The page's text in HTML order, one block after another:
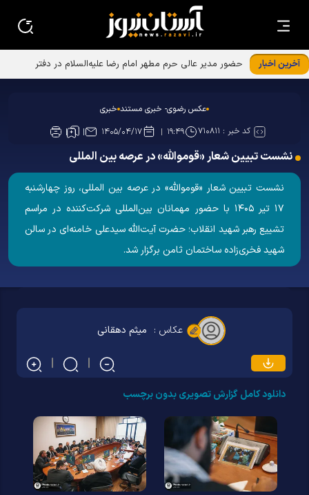
آخرین اخبار
حضور مدیر عالی حرم مطهر امام رضا علیه‌السلام در دفتر
رسانه‌های استان خراسان رضوی
عکس رضوی- خبری مستند خبری
کد خبر : ۷۱۰۸۱۱ ۱۹:۴۹ ۱۴۰۵/۰۴/۱۷
نشست تبیین شعار «قوموالله» در عرصه بین المللی
نشست تبیین شعار «قوموالله» در عرصه بین المللی، روز چهارشنبه
۱۷ تیر ۱۴۰۵ با حضور مهمانان بین‌المللی شرکت‌کننده در مراسم
تشییع رهبر شهید انقلاب؛ حضرت آیت‌الله سیدعلی خامنه‌ای در سالن
شهید فخری‌زاده ساختمان ثامن برگزار شد.
عکاس : میثم دهقانی
دانلود کامل گزارش تصویری بدون برچسب